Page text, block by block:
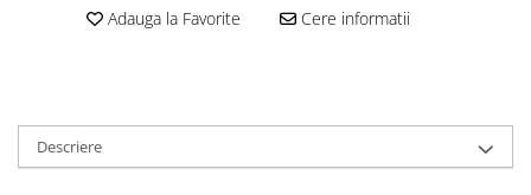
Computer bicicleta
Camera bicicleta
Adauga la Favorite Cere informatii
Descriere